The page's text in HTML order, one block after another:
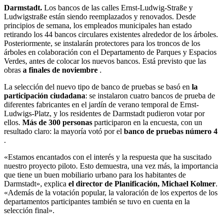
Darmstadt. Los bancos de las calles Ernst-Ludwig-Straße y
Ludwigstraße están siendo reemplazados y renovados. Desde
principios de semana, los empleados municipales han estado
retirando los 44 bancos circulares existentes alrededor de los árboles.
Posteriormente, se instalarán protectores para los troncos de los
árboles en colaboración con el Departamento de Parques y Espacios
Verdes, antes de colocar los nuevos bancos. Está previsto que las
obras a finales de noviembre .
La selección del nuevo tipo de banco de pruebas se basó en la
participación ciudadana: se instalaron cuatro bancos de prueba de
diferentes fabricantes en el jardín de verano temporal de Ernst-
Ludwigs-Platz, y los residentes de Darmstadt pudieron votar por
ellos. Más de 300 personas participaron en la encuesta, con un
resultado claro: la mayoría votó por el banco de pruebas número 4
.
«Estamos encantados con el interés y la respuesta que ha suscitado
nuestro proyecto piloto. Esto demuestra, una vez más, la importancia
que tiene un buen mobiliario urbano para los habitantes de
Darmstadt», explica el director de Planificación, Michael Kolmer.
«Además de la votación popular, la valoración de los expertos de los
departamentos participantes también se tuvo en cuenta en la
selección final».